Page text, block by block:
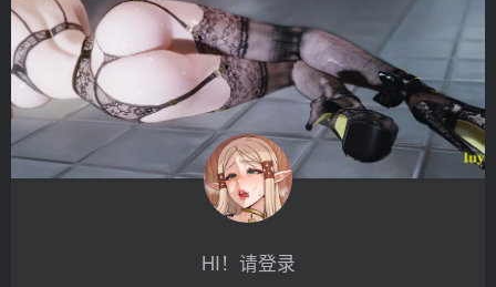
HI！请登录